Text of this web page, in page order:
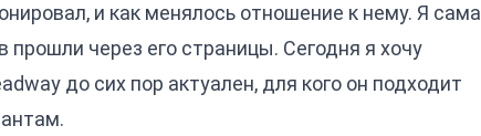
и как менялось отношение к нему. Я сама
прошли через его страницы. Сегодня я хочу
до сих пор актуален, для кого он подходит